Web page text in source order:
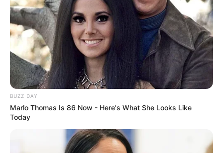
BUZZ DAY
Marlo Thomas Is 86 Now - Here's What She Looks Like
Today